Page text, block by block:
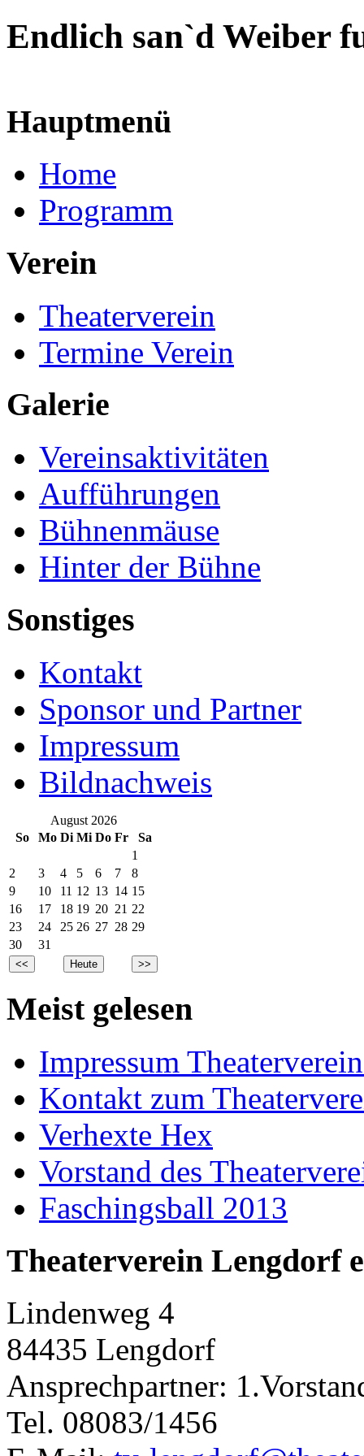
Endlich san`d Weiber
Hauptmenü
Home
Programm
Verein
Theaterverein
Termine Verein
Galerie
Vereinsaktivitäten
Aufführungen
Bühnenmäuse
Hinter der Bühne
Sonstiges
Kontakt
Sponsor und Partner
Impressum
Bildnachweis
August 2026
So
Mo Di Mi Do Fr
Sa
1
2
3 4 5 6 7
8
9
10 11 12 13 14 15
16
17 18 19 20 21 22
23
24 25 26 27 28 29
30
31
Meist gelesen
Impressum
Kontakt zum
Verhexte Hex
Vorstand des
Faschingsball 2013
Theaterverein Lengdorf
Lindenweg 4
84435 Lengdorf
Ansprechpartner:
Tel. 08083/1456